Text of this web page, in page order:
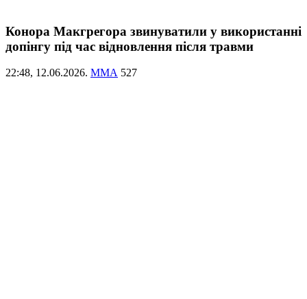
Конора Макгрегора звинуватили у використанні
допінгу під час відновлення після травми
22:48, 12.06.2026. ММА 527